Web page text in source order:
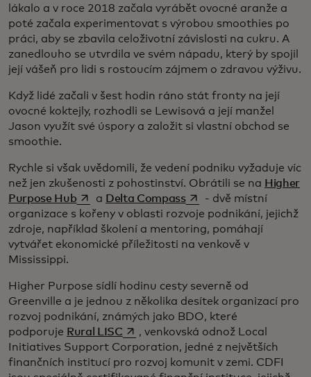
lákalo a v roce 2018 začala vyrábět ovocné aranže a
poté začala experimentovat s výrobou smoothies po
práci, aby se zbavila celoživotní závislosti na cukru. A
zanedlouho se utvrdila ve svém nápadu, který by spojil
její vášeň pro lidi s rostoucím zájmem o zdravou výživu.
Když lidé začali v šest hodin ráno stát fronty na její
ovocné koktejly, rozhodli se Lewisová a její manžel
Jason využít své úspory a založit si vlastní obchod se
smoothie.
Rychle si však uvědomili, že vedení podniku vyžaduje víc
než jen zkušenosti z pohostinství. Obrátili se na Higher
Purpose Hubopens in a new tab
a Delta Compassopens in a new tab
- dvě místní
organizace s kořeny v oblasti rozvoje podnikání, jejichž
zdroje, například školení a mentoring, pomáhají
vytvářet ekonomické příležitosti na venkově v
Mississippi.
Higher Purpose sídlí hodinu cesty severně od
Greenville a je jednou z několika desítek organizací pro
rozvoj podnikání, známých jako BDO, které
podporuje Rural LISCopens in a new tab
, venkovská odnož Local
Initiatives Support Corporation, jedné z největších
finančních institucí pro rozvoj komunit v zemi. CDFI